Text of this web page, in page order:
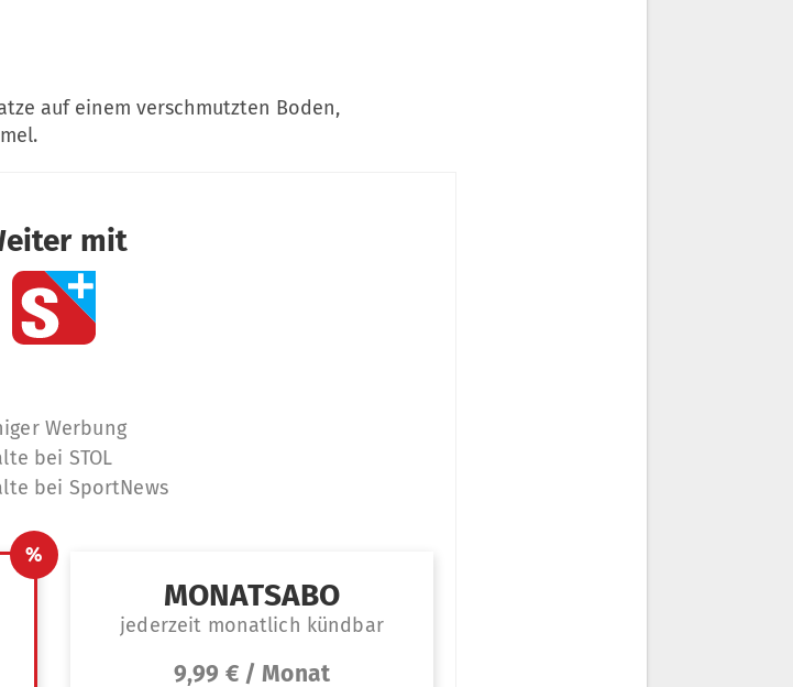
auf einem verschmutzten Boden,